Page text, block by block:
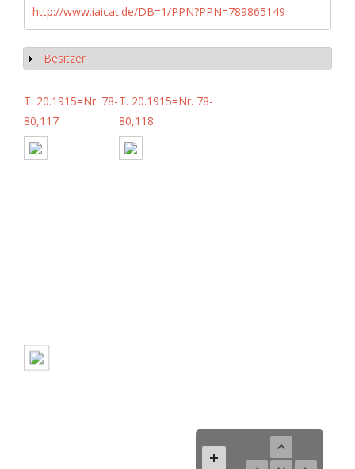
http://www.iaicat.de/DB=1/PPN?PPN=789865149
Show
Besitzer
T. 20.1915=Nr. 78-
80,117
T. 20.1915=Nr. 78-
80,118